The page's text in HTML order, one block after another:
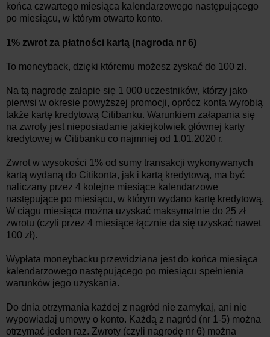
końca czwartego miesiąca kalendarzowego następującego
po miesiącu, w którym otwarto konto.
1% zwrot za płatności kartą (nagroda nr 6)
To moneyback, dzięki któremu możesz zyskać do 100 zł.
Na tą nagrodę załapie się 1 000 uczestników, którzy jako
pierwsi w okresie powyższej promocji, oprócz konta wyrobią
także kartę kredytową Citibanku. Warunkiem załapania się
na zwroty jest nieposiadanie jakiejkolwiek głównej karty
kredytowej w Citibanku co najmniej od 1.01.2020 r.
Zwrot w wysokości 1% od sumy transakcji wykonywanych
kartą wydaną do Citikonta, jak i kartą kredytową, ma być
naliczany przez 4 kolejne miesiące kalendarzowe
następujące po miesiącu, w którym wydano kartę kredytową.
W ciągu miesiąca można uzyskać maksymalnie do 25 zł
zwrotu (czyli przez 4 miesiące łącznie da się uzyskać nawet
100 zł).
Wypłata moneybacku przewidziana jest do końca miesiąca
kalendarzowego następującego po miesiącu spełnienia
warunków jego uzyskania.
Do dnia otrzymania każdej z nagród nie zamykaj, ani nie
wypowiadaj umowy o konto. Każdą z nagród (nr 1-5) można
otrzymać jeden raz. Zwroty (czyli nagrodę nr 6) można